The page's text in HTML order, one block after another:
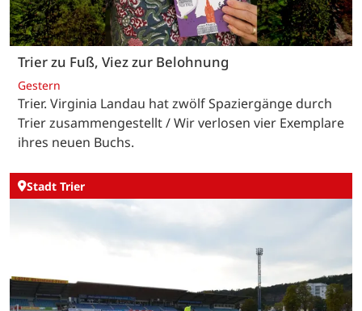
Trier zu Fuß, Viez zur Belohnung
Gestern
Trier. Virginia Landau hat zwölf Spaziergänge durch
Trier zusammengestellt / Wir verlosen vier Exemplare
ihres neuen Buchs.
Stadt Trier